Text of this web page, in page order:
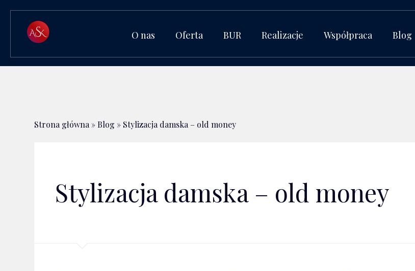
O nas Oferta BUR Realizacje Współpraca Blog
Strona główna » Blog » Stylizacja damska – old money
Stylizacja damska – old money